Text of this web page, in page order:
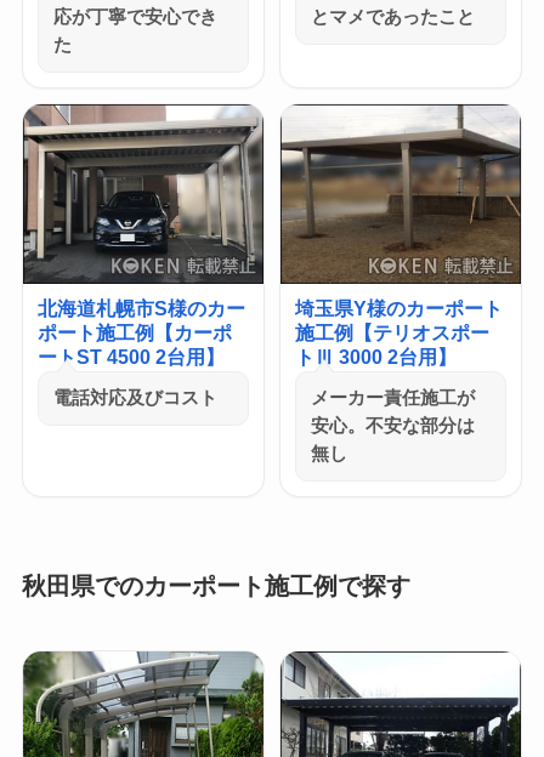
応が丁寧で安心でき
た
とマメであったこと
北海道札幌市S様のカー
ポート施工例【カーポ
ートST 4500 2台用】
電話対応及びコスト
埼玉県Y様のカーポート
施工例【テリオスポー
トⅢ 3000 2台用】
メーカー責任施工が
安心。不安な部分は
無し
秋田県でのカーポート施工例で探す